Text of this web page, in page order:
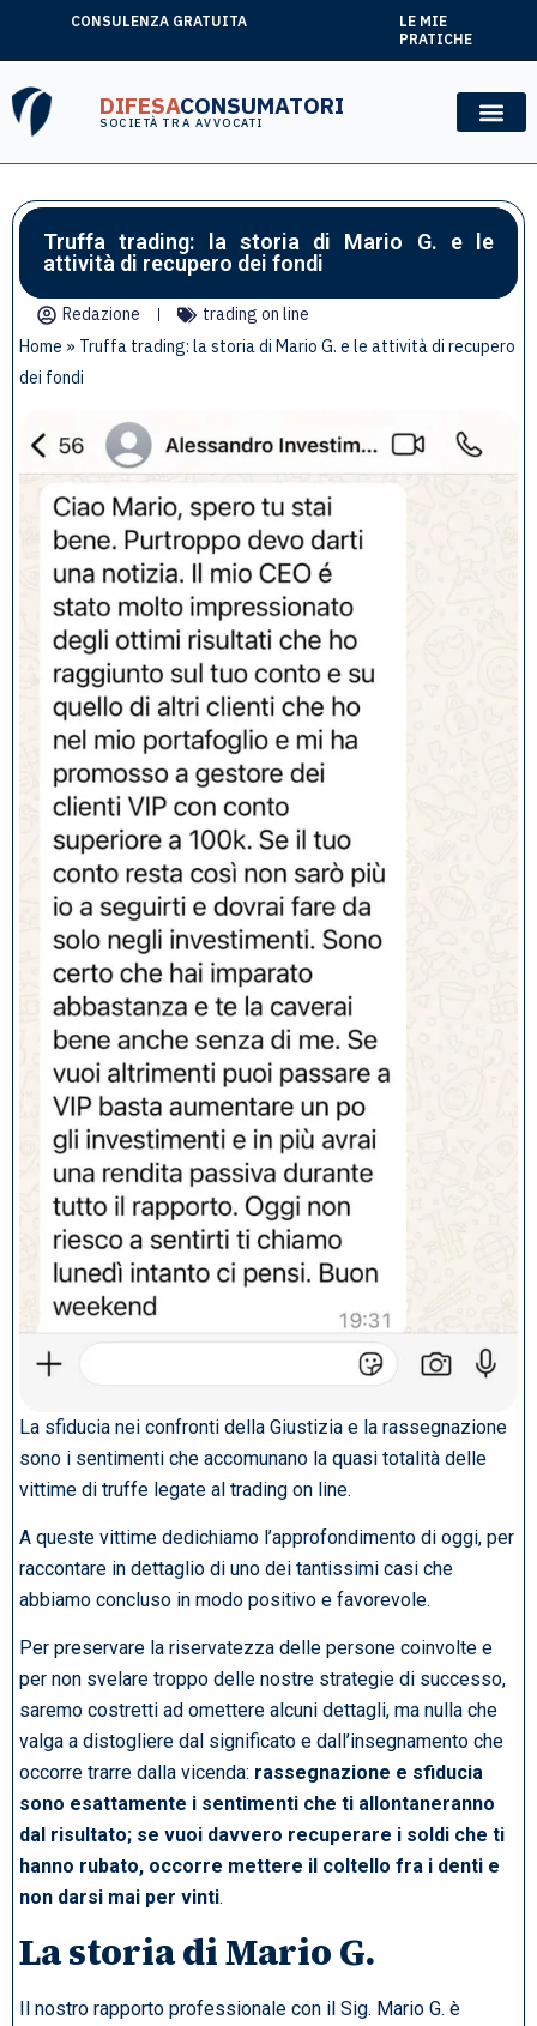
CONSULENZA GRATUITA
LE MIE
PRATICHE
DIFESACONSUMATORI
SOCIETÀ TRA AVVOCATI
Truffa trading: la storia di Mario G. e le
attività di recupero dei fondi
Redazione
trading on line
Home » Truffa trading: la storia di Mario G. e le attività di recupero
dei fondi
La sfiducia nei confronti della Giustizia e la rassegnazione
sono i sentimenti che accomunano la quasi totalità delle
vittime di truffe legate al trading on line.
A queste vittime dedichiamo l’approfondimento di oggi, per
raccontare in dettaglio di uno dei tantissimi casi che
abbiamo concluso in modo positivo e favorevole.
Per preservare la riservatezza delle persone coinvolte e
per non svelare troppo delle nostre strategie di successo,
saremo costretti ad omettere alcuni dettagli, ma nulla che
valga a distogliere dal significato e dall’insegnamento che
occorre trarre dalla vicenda: rassegnazione e sfiducia
sono esattamente i sentimenti che ti allontaneranno
dal risultato; se vuoi davvero recuperare i soldi che ti
hanno rubato, occorre mettere il coltello fra i denti e
non darsi mai per vinti.
La storia di Mario G.
Il nostro rapporto professionale con il Sig. Mario G. è